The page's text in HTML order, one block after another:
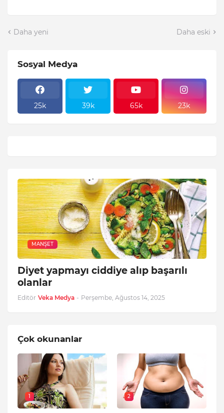
Daha yeni Daha eski
Sosyal Medya
25k 39k 65k 23k
MANŞET
Diyet yapmayı ciddiye alıp başarılı
olanlar
Editör Veka Medya - Perşembe, Ağustos 14, 2025
Çok okunanlar
1 2